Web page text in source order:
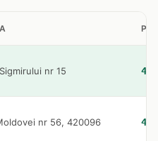
nr 15
nr 56, 420096